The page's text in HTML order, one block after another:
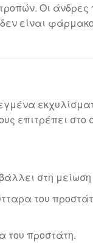
Οι άνδρες
δεν είναι
επιτρέπει
στη
του
του προστάτη.